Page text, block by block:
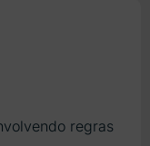
regras